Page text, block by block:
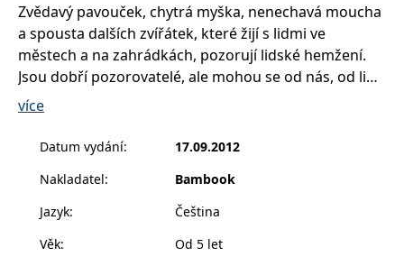
Zvědavý pavouček, chytrá myška, nenechavá moucha
a spousta dalších zvířátek, které žijí s lidmi ve
městech a na zahrádkách, pozorují lidské hemžení.
Jsou dobří pozorovatelé, ale mohou se od nás, od lidí,
skutečně něčemu přiučit? Možná jim vrtá hlavou,
papírky s čísly a obrázky známých lidí, proč strkají do
jak se rozhodují, jestli si něco koupí na dluh nebo ne.
Stačí otevřít tuhle knížku, podívat se do tajů peněz
velkým, podaří dovědět něco nového o finančních
více
Datum vydání:
17.09.2012
Nakladatel:
Bambook
Jazyk:
Čeština
Věk:
Od 5 let